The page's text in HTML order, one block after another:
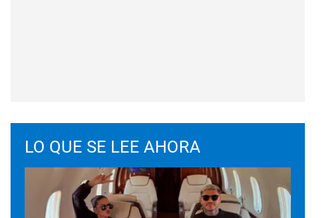
LO QUE SE LEE AHORA